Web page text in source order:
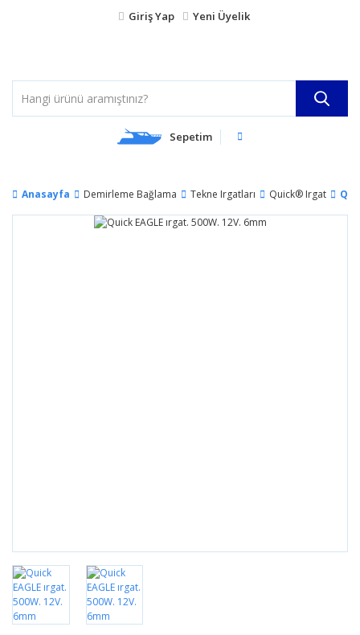
Giriş Yap Yeni Üyelik
Sepetim
Anasayfa Demirleme Bağlama Tekne Irgatları Quick® Irgat